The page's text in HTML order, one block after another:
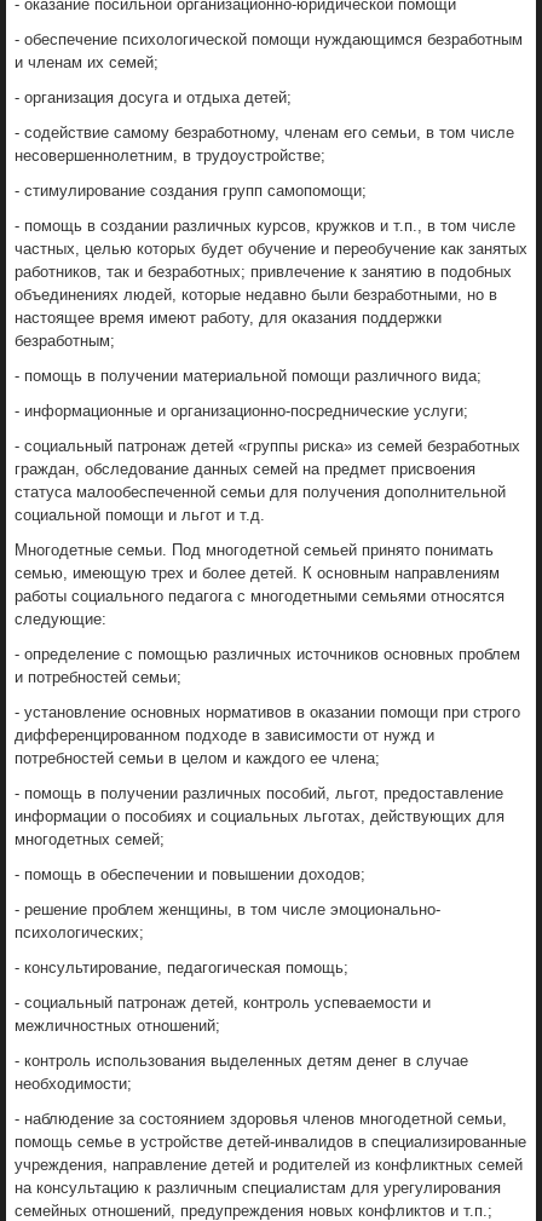
- оказание посильной организационно-юридической помощи
- обеспечение психологической помощи нуждающимся безработным
и членам их семей;
- организация досуга и отдыха детей;
- содействие самому безработному, членам его семьи, в том числе
несовершеннолетним, в трудоустройстве;
- стимулирование создания групп самопомощи;
- помощь в создании различных курсов, кружков и т.п., в том числе
частных, целью которых будет обучение и переобучение как занятых
работников, так и безработных; привлечение к занятию в подобных
объединениях людей, которые недавно были безработными, но в
настоящее время имеют работу, для оказания поддержки
безработным;
- помощь в получении материальной помощи различного вида;
- информационные и организационно-посреднические услуги;
- социальный патронаж детей «группы риска» из семей безработных
граждан, обследование данных семей на предмет присвоения
статуса малообеспеченной семьи для получения дополнительной
социальной помощи и льгот и т.д.
Многодетные семьи. Под многодетной семьей принято понимать
семью, имеющую трех и более детей. К основным направлениям
работы социального педагога с многодетными семьями относятся
следующие:
- определение с помощью различных источников основных проблем
и потребностей семьи;
- установление основных нормативов в оказании помощи при строго
дифференцированном подходе в зависимости от нужд и
потребностей семьи в целом и каждого ее члена;
- помощь в получении различных пособий, льгот, предоставление
информации о пособиях и социальных льготах, действующих для
многодетных семей;
- помощь в обеспечении и повышении доходов;
- решение проблем женщины, в том числе эмоционально-
психологических;
- консультирование, педагогическая помощь;
- социальный патронаж детей, контроль успеваемости и
межличностных отношений;
- контроль использования выделенных детям денег в случае
необходимости;
- наблюдение за состоянием здоровья членов многодетной семьи,
помощь семье в устройстве детей-инвалидов в специализированные
учреждения, направление детей и родителей из конфликтных семей
на консультацию к различным специалистам для урегулирования
семейных отношений, предупреждения новых конфликтов и т.п.;